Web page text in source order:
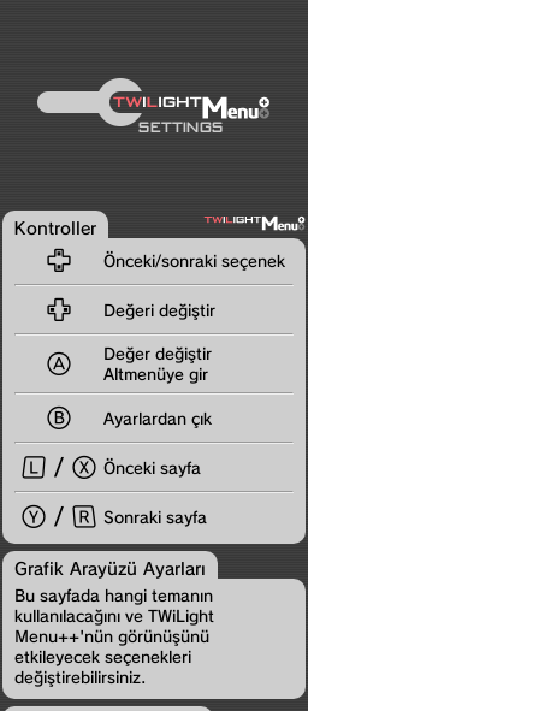
Kontroller
 Önceki/sonraki seçenek
 Değeri değiştir

Değer değiştir
Altmenüye gir
 Ayarlardan çık
 /  Önceki sayfa
 /  Sonraki sayfa
Grafik Arayüzü Ayarları
Bu sayfada hangi temanın
kullanılacağını ve TWiLight
Menu++'nün görünüşünü
etkileyecek seçenekleri
değiştirebilirsiniz.